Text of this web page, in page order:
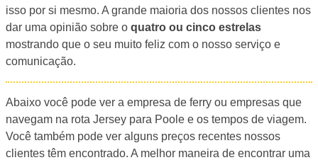
isso por si mesmo. A grande maioria dos nossos clientes nos
dar uma opinião sobre o quatro ou cinco estrelas
mostrando que o seu muito feliz com o nosso serviço e
comunicação.
Abaixo você pode ver a empresa de ferry ou empresas que
navegam na rota Jersey para Poole e os tempos de viagem.
Você também pode ver alguns preços recentes nossos
clientes têm encontrado. A melhor maneira de encontrar uma